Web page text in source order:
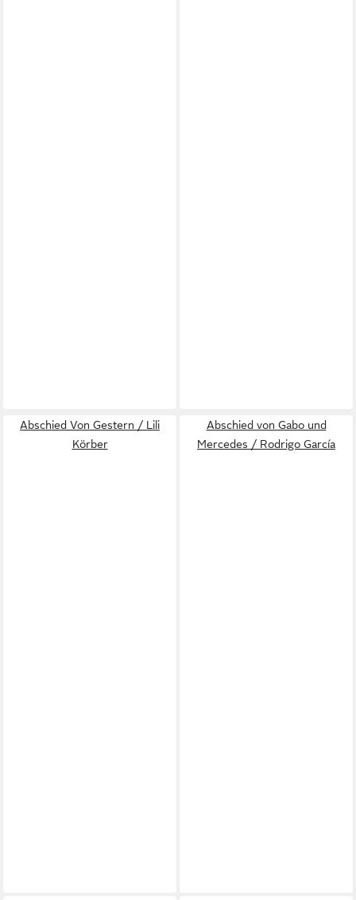
Abschied Von Gestern / Lili
Körber
Abschied von Gabo und
Mercedes / Rodrigo García